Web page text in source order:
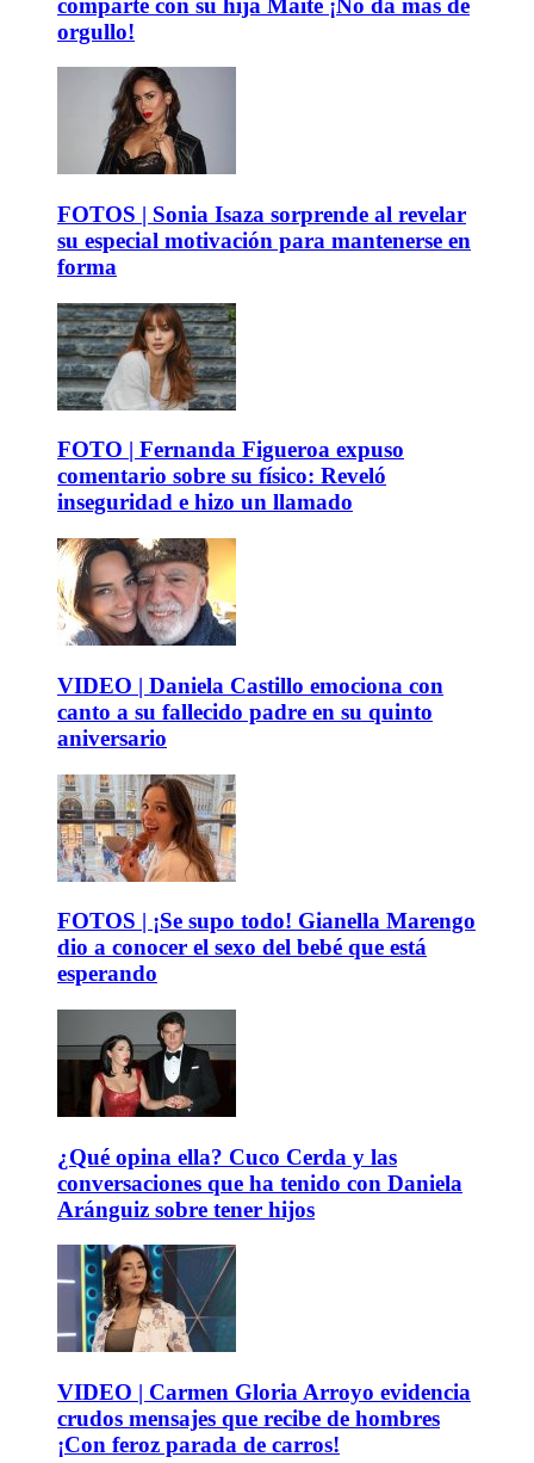
orgullo!
FOTOS | Sonia Isaza sorprende al revelar
su especial motivación para mantenerse en
forma
FOTO | Fernanda Figueroa expuso
comentario sobre su físico: Reveló
inseguridad e hizo un llamado
VIDEO | Daniela Castillo emociona con
canto a su fallecido padre en su quinto
aniversario
FOTOS | ¡Se supo todo! Gianella Marengo
dio a conocer el sexo del bebé que está
esperando
¿Qué opina ella? Cuco Cerda y las
conversaciones que ha tenido con Daniela
Aránguiz sobre tener hijos
VIDEO | Carmen Gloria Arroyo evidencia
crudos mensajes que recibe de hombres
¡Con feroz parada de carros!